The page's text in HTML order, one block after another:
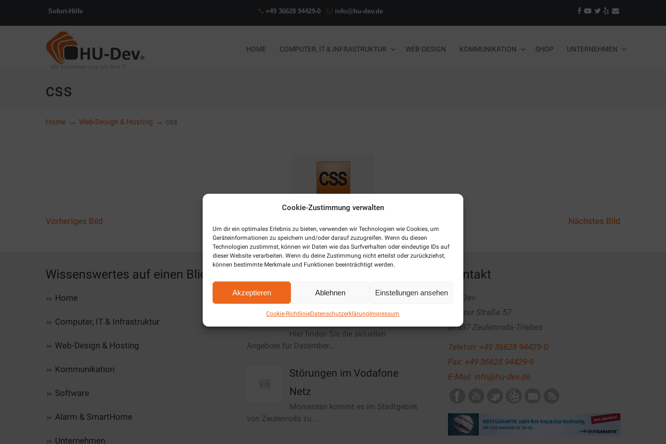
Cookie-Zustimmung verwalten
Um dir ein optimales Erlebnis zu bieten, verwenden wir Technologien wie Cookies, um
Geräteinformationen zu speichern und/oder darauf zuzugreifen. Wenn du diesen
Technologien zustimmst, können wir Daten wie das Surfverhalten oder eindeutige IDs auf
dieser Website verarbeiten. Wenn du deine Zustimmung nicht erteilst oder zurückziehst,
können bestimmte Merkmale und Funktionen beeinträchtigt werden.
Akzeptieren Ablehnen Einstellungen ansehen
Cookie-RichtlinieDatenschutzerklärungImpressum
Sofort-Hilfe +49 36628 94429-0 info@hu-dev.de
Wir kümmern uns um Ihre IT.
HOME COMPUTER, IT & INFRASTRUKTUR WEB-DESIGN KOMMUNIKATION SHOP UNTERNEHMEN
css
Home → Web-Design & Hosting → css
Vorheriges Bild Nächstes Bild
Wissenswertes auf einen Blick
Home
Computer, IT & Infrastruktur
Web-Design & Hosting
Kommunikation
Software
Alarm & SmartHome
Unternehmen
Angebote Dezember
2019/Januar 2020
Hier finden Sie die aktuellen
Angebote für Dezember...
Störungen im Vodafone
Netz
Momentan kommt es im Stadtgebiet
von Zeulenroda zu...
Kontakt
HU-Dev
Greizer Straße 57
07937 Zeulenroda-Triebes
Telefon: +49 36628 94429-0
Fax: +49 36628 94429-9
E-Mail: info@hu-dev.de